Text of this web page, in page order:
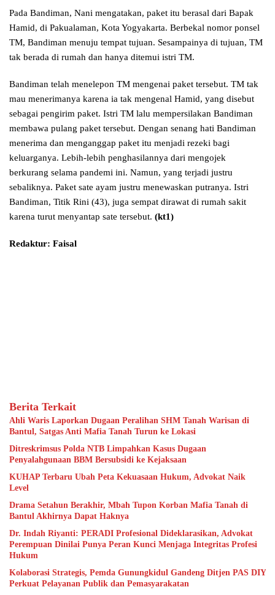
Pada Bandiman, Nani mengatakan, paket itu berasal dari Bapak
Hamid, di Pakualaman, Kota Yogyakarta. Berbekal nomor ponsel
TM, Bandiman menuju tempat tujuan. Sesampainya di tujuan, TM
tak berada di rumah dan hanya ditemui istri TM.
Bandiman telah menelepon TM mengenai paket tersebut. TM tak
mau menerimanya karena ia tak mengenal Hamid, yang disebut
sebagai pengirim paket. Istri TM lalu mempersilakan Bandiman
membawa pulang paket tersebut. Dengan senang hati Bandiman
menerima dan menganggap paket itu menjadi rezeki bagi
keluarganya. Lebih-lebih penghasilannya dari mengojek
berkurang selama pandemi ini. Namun, yang terjadi justru
sebaliknya. Paket sate ayam justru menewaskan putranya. Istri
Bandiman, Titik Rini (43), juga sempat dirawat di rumah sakit
karena turut menyantap sate tersebut. (kt1)
Redaktur: Faisal
Berita Terkait
Ahli Waris Laporkan Dugaan Peralihan SHM Tanah Warisan di
Bantul, Satgas Anti Mafia Tanah Turun ke Lokasi
Ditreskrimsus Polda NTB Limpahkan Kasus Dugaan
Penyalahgunaan BBM Bersubsidi ke Kejaksaan
KUHAP Terbaru Ubah Peta Kekuasaan Hukum, Advokat Naik
Level
Drama Setahun Berakhir, Mbah Tupon Korban Mafia Tanah di
Bantul Akhirnya Dapat Haknya
Dr. Indah Riyanti: PERADI Profesional Dideklarasikan, Advokat
Perempuan Dinilai Punya Peran Kunci Menjaga Integritas Profesi
Hukum
Kolaborasi Strategis, Pemda Gunungkidul Gandeng Ditjen PAS DIY
Perkuat Pelayanan Publik dan Pemasyarakatan